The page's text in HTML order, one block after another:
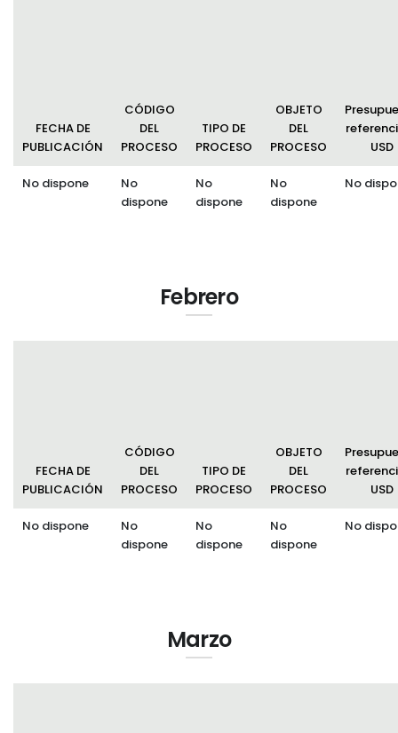
Plan Anual Contratación - PAC
Plan Operativo Anual - POA
Convenios Institucionales
Procesos de contratación
Ejecución Presupuestaria
FECHA DE
PUBLICACIÓN
CÓDIGO
DEL
PROCESO
TIPO DE
PROCESO
OBJETO
DEL
PROCESO
USD
No dispone
No
dispone
No
dispone
No
dispone
No
Febrero
FECHA DE
PUBLICACIÓN
CÓDIGO
DEL
PROCESO
TIPO DE
PROCESO
OBJETO
DEL
PROCESO
USD
No dispone
No
dispone
No
dispone
No
dispone
No
Marzo